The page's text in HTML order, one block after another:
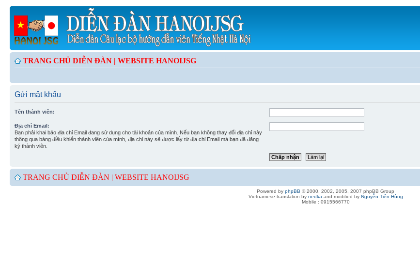
TRANG CHỦ DIỄN ĐÀN | WEBSITE HANOIJSG
Gửi mật khẩu
Tên thành viên:
Địa chỉ Email:
Bạn phải khai báo địa chỉ Email đang sử dụng cho tài khoản của mình. Nếu bạn không thay đổi địa chỉ này
thông qua bảng điều khiển thành viên của mình, địa chỉ này sẽ được lấy từ địa chỉ Email mà bạn đã đăng
ký thành viên.
TRANG CHỦ DIỄN ĐÀN | WEBSITE HANOIJSG
Powered by phpBB © 2000, 2002, 2005, 2007 phpBB Group
Vietnamese translation by nedka and modified by Nguyễn Tiến Hùng
Mobile : 0915566770